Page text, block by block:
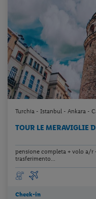
Turchia - Istanbul - Ankara -
TOUR LE MERAVIGLIE
pensione completa + volo a/r
trasferimento...
Check-in